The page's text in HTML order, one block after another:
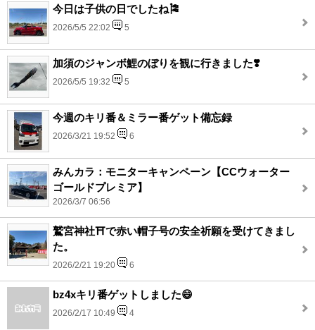
今日は子供の日でしたね🎏
2026/5/5 22:02 5
加須のジャンボ鯉のぼりを観に行きました❣️
2026/5/5 19:32 5
今週のキリ番＆ミラー番ゲット備忘録
2026/3/21 19:52 6
みんカラ：モニターキャンペーン【CCウォーター
ゴールドプレミア】
2026/3/7 06:56
鷲宮神社⛩️で赤い帽子号の安全祈願を受けてきまし
た。
2026/2/21 19:20 6
bz4xキリ番ゲットしました😄
2026/2/17 10:49 4